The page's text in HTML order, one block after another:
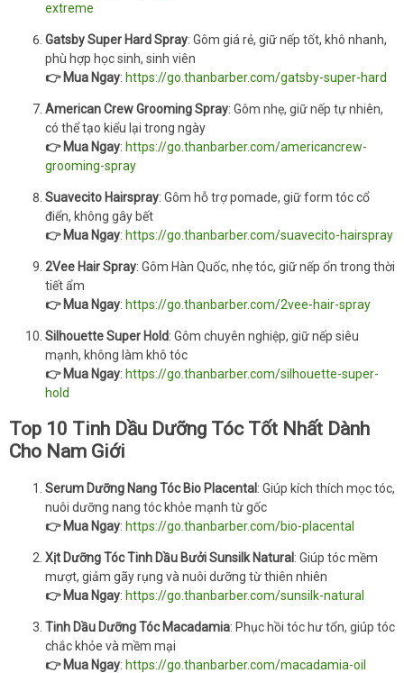
extreme
Gatsby Super Hard Spray: Gôm giá rẻ, giữ nếp tốt, khô nhanh,
phù hợp học sinh, sinh viên
👉 Mua Ngay: https://go.thanbarber.com/gatsby-super-hard
American Crew Grooming Spray: Gôm nhẹ, giữ nếp tự nhiên,
có thể tạo kiểu lại trong ngày
👉 Mua Ngay: https://go.thanbarber.com/americancrew-
grooming-spray
Suavecito Hairspray: Gôm hỗ trợ pomade, giữ form tóc cổ
điển, không gây bết
👉 Mua Ngay: https://go.thanbarber.com/suavecito-hairspray
2Vee Hair Spray: Gôm Hàn Quốc, nhẹ tóc, giữ nếp ổn trong thời
tiết ẩm
👉 Mua Ngay: https://go.thanbarber.com/2vee-hair-spray
Silhouette Super Hold: Gôm chuyên nghiệp, giữ nếp siêu
mạnh, không làm khô tóc
👉 Mua Ngay: https://go.thanbarber.com/silhouette-super-
hold
Top 10 Tinh Dầu Dưỡng Tóc Tốt Nhất Dành
Cho Nam Giới
Serum Dưỡng Nang Tóc Bio Placental : Giúp kích thích mọc tóc,
nuôi dưỡng nang tóc khỏe mạnh từ gốc
👉 Mua Ngay: https://go.thanbarber.com/bio-placental
Xịt Dưỡng Tóc Tinh Dầu Bưởi Sunsilk Natural : Giúp tóc mềm
mượt, giảm gãy rụng và nuôi dưỡng từ thiên nhiên
👉 Mua Ngay: https://go.thanbarber.com/sunsilk-natural
Tinh Dầu Dưỡng Tóc Macadamia: Phục hồi tóc hư tổn, giúp tóc
chắc khỏe và mềm mại
👉 Mua Ngay: https://go.thanbarber.com/macadamia-oil